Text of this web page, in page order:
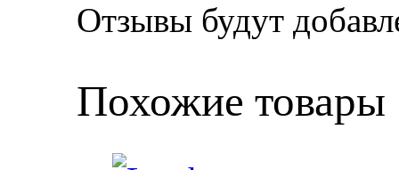
Отзывы будут
Похожие товары